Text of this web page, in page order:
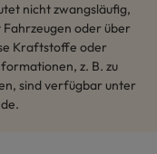
nicht zwangsläufig,
oder über
Kraftstoffe oder
z. B. zu
sind verfügbar unter